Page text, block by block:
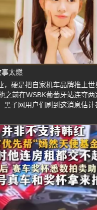
太燃
硬是把自家机车品牌推上
前在WSBK葡萄牙站连夺
子网用户们刷到这消息估